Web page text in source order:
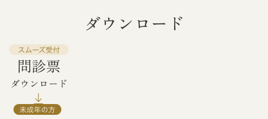
ダウンロード